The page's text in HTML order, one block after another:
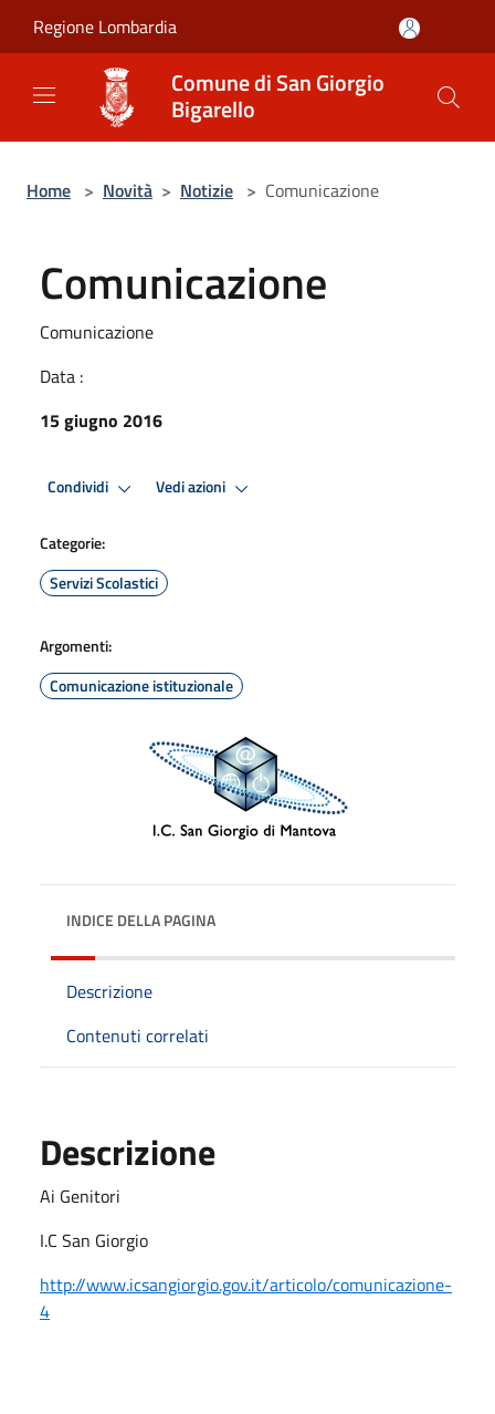
Regione Lombardia
Comune di San Giorgio
Bigarello
Home > Novità > Notizie > Comunicazione
Comunicazione
Comunicazione
Data :
15 giugno 2016
Condividi Vedi azioni
Categorie:
Servizi Scolastici
Argomenti:
Comunicazione istituzionale
INDICE DELLA PAGINA
Descrizione
Contenuti correlati
Descrizione
Ai Genitori
I.C San Giorgio
http://www.icsangiorgio.gov.it/articolo/comunicazione-
4